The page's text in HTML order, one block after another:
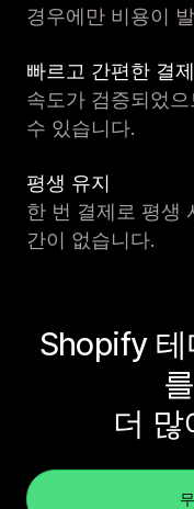
경우에만 비용이
빠르고 간편한 결제
속도가 검증되었
수 있습니다.
평생 유지
한 번 결제로 평생
간이 없습니다.
Shopify 테
더 많